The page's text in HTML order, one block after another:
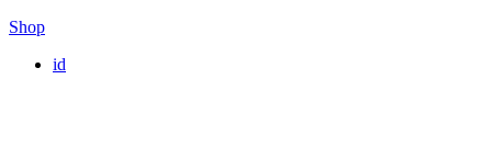
Shop
id